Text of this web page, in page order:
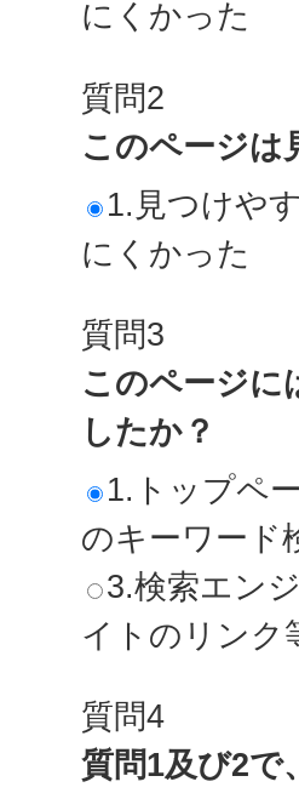
にくかった
質問2
このページは
1.見つけや
にくかった
質問3
このページに
したか？
1.トップペ
のキーワード
3.検索エン
イトのリンク
質問4
質問1及び2で